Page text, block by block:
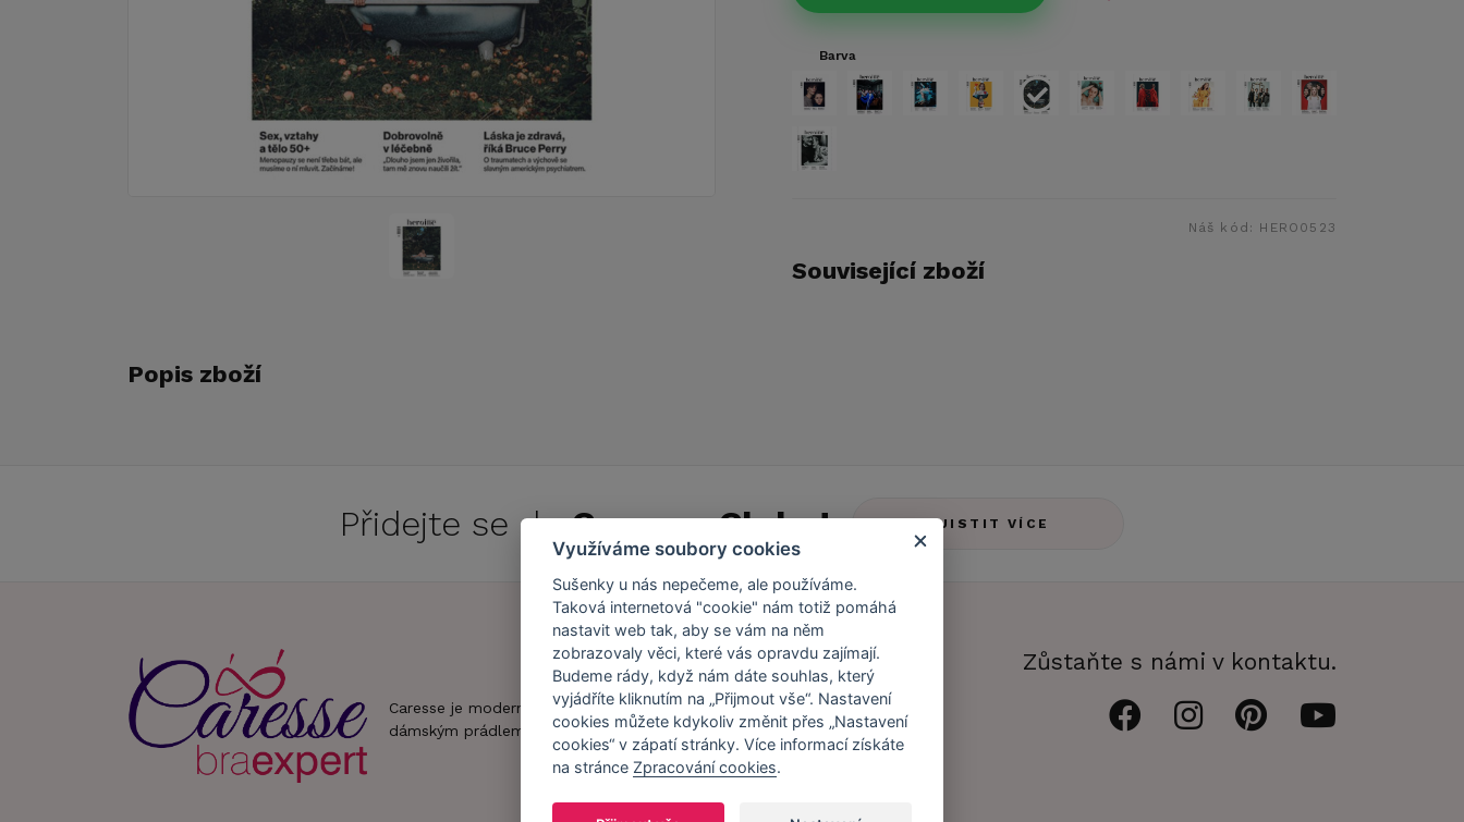
Popis zboží
Barva
Náš kód: HERO0523
Související zboží
Přidejte se doCaresse Clubu! ZJISTIT VÍCE
Caresse je moderní obchod s
dámským prádlem.
Náš příběh
Náš tým
Caresse v
médiích
Naši partneři a
Zákaznický účet
Registrace
zákazníka
Zůstaňte s námi v kontaktu.
Využíváme soubory cookies
Sušenky u nás nepečeme, ale používáme.
Taková internetová "cookie" nám totiž pomáhá
nastavit web tak, aby se vám na něm
zobrazovaly věci, které vás opravdu zajímají.
Budeme rády, když nám dáte souhlas, který
vyjádříte kliknutím na „Přijmout vše“. Nastavení
cookies můžete kdykoliv změnit přes „Nastavení
cookies“ v zápatí stránky. Více informací získáte
na stránce Zpracování cookies.